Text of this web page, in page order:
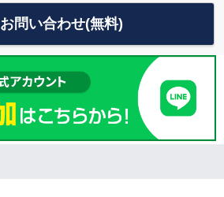
お問い合わせ(無料)